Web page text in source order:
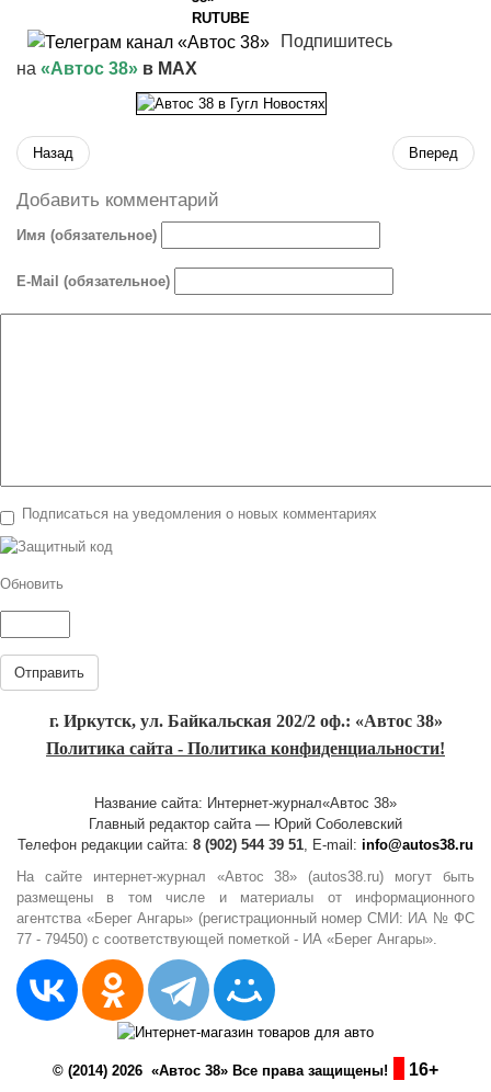
Подпишитесь
на «Автос 38» в MAX
Назад Вперед
Добавить комментарий
Имя (обязательное)
E-Mail (обязательное)
Подписаться на уведомления о новых комментариях
Обновить
Отправить
г. Иркутск, ул. Байкальская 202/2 оф.: «Автос 38»
Политика сайта - Политика конфиденциальности!
Название сайта: Интернет-журнал«Автос 38»
Главный редактор сайта — Юрий Соболевский
Телефон редакции сайта: 8 (902) 544 39 51, E-mail: info@autos38.ru
На сайте интернет-журнал «Автос 38» (autos38.ru) могут быть
размещены в том числе и материалы от информационного
агентства «Берег Ангары» (регистрационный номер СМИ: ИА № ФС
77 - 79450) с соответствующей пометкой - ИА «Берег Ангары».
© (2014) 2026 «Автос 38» Все права защищены! 16+